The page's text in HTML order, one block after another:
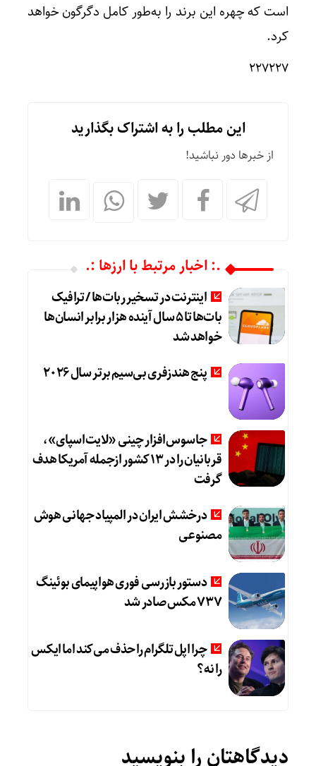
است که چهره این برند را به‌طور کامل دگرگون خواهد
کرد.
۲۲۷۲۲۷
این مطلب را به اشتراک بگذارید
از خبرها دور نباشید!
.: اخبار مرتبط با ارزها :.
اینترنت در تسخیر ربات‌ها / ترافیک
بات‌ها تا ۵ سال آینده هزار برابر انسان‌ها
خواهد شد
پنج هندزفری بی‌سیم برتر سال ۲۰۲۶
جاسوس‌افزار چینی «لایت‌اسپای»،
قربانیان را در ۱۳ کشور ازجمله آمریکا هدف
گرفت
درخشش ایران در المپیاد جهانی هوش
مصنوعی
دستور بازرسی فوری هواپیمای بوئینگ
۷۳۷ مکس صادر شد
چرا اپل تلگرام را حذف می‌کند اما ایکس
را نه؟
دیدگاهتان را بنویسید